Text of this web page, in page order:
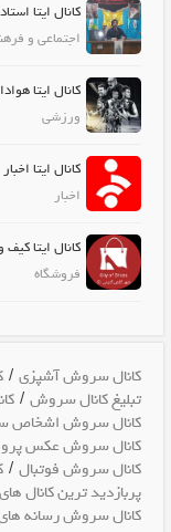
کانال ایتا
اجتماعی و
کانال ایتا
ورزشی
کانال ایتا اخبار
اخبار
کانال ایتا
فروشگاه
کانال سروش آشپزی /
تبلیغ کانال سروش /
کانال سروش اشخاص
کانال سروش عکس
کانال سروش فوتبال /
پربازدید ترین کانال
کانال سروش رسانه